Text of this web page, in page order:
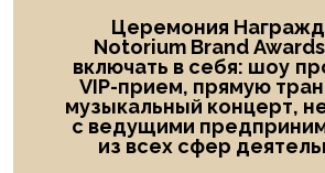
Церемония
Notorium Brand
включать в себя: шоу
VIP-прием, прямую
музыкальный концерт,
с ведущими
из всех сфер